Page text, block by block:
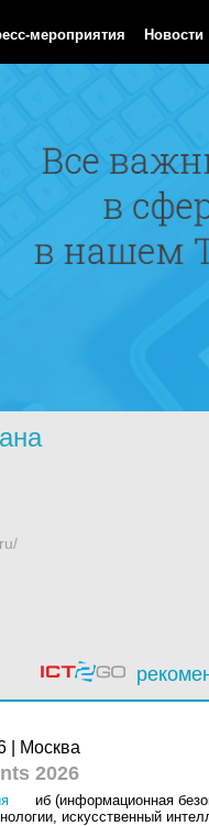
мероприятия Новости
| Москва
2026
иб (информационная
искусственный